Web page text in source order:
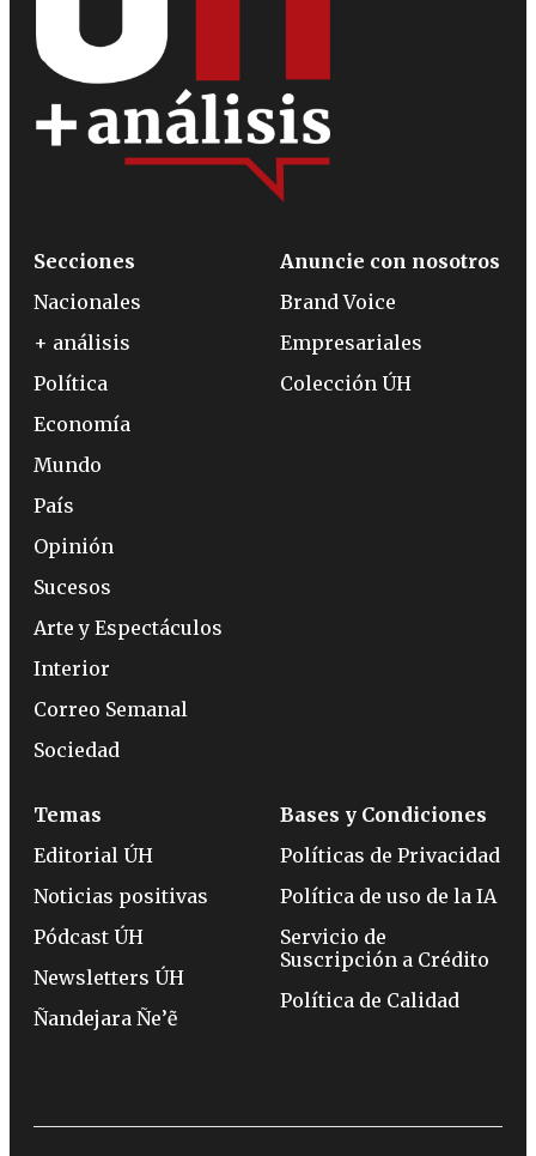
Secciones
Nacionales
+ análisis
Política
Economía
Mundo
País
Opinión
Sucesos
Arte y Espectáculos
Interior
Correo Semanal
Sociedad
Anuncie con nosotros
Brand Voice
Empresariales
Colección ÚH
Temas
Editorial ÚH
Noticias positivas
Pódcast ÚH
Newsletters ÚH
Ñandejara Ñe’ẽ
Bases y Condiciones
Políticas de Privacidad
Política de uso de la IA
Servicio de
Suscripción a Crédito
Política de Calidad